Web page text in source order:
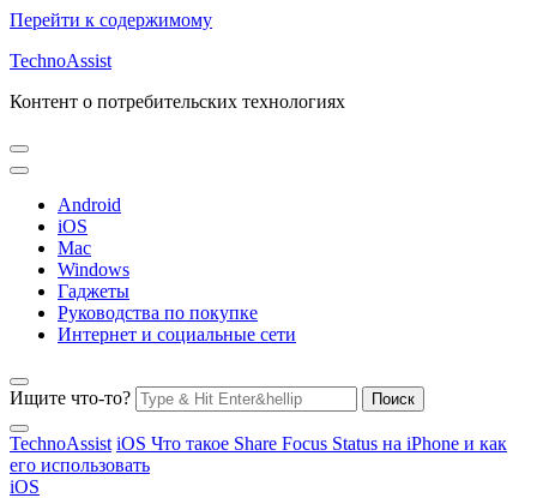
Перейти к содержимому
TechnoAssist
Контент о потребительских технологиях
Android
iOS
Mac
Windows
Гаджеты
Руководства по покупке
Интернет и социальные сети
Ищите что-то?
TechnoAssist iOS Что такое Share Focus Status на iPhone и как
его использовать
iOS